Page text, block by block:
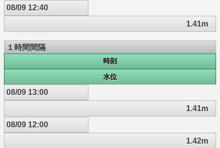
08/09 12:40
1.41m
１時間間隔
時刻
水位
08/09 13:00
1.41m
08/09 12:00
1.42m